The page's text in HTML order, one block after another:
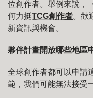
位創作者。舉例來說，
何力挺TCG創作者。歡
新資訊與機會。
夥伴計畫開放哪些地區
全球創作者都可以申請
範，我們可能無法接受